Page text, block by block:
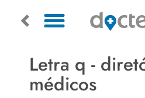
Letra q -
médicos